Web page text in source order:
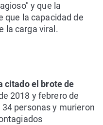
y que la
que la capacidad de
la carga viral.
citado el brote de
2018 y febrero de
personas y murieron